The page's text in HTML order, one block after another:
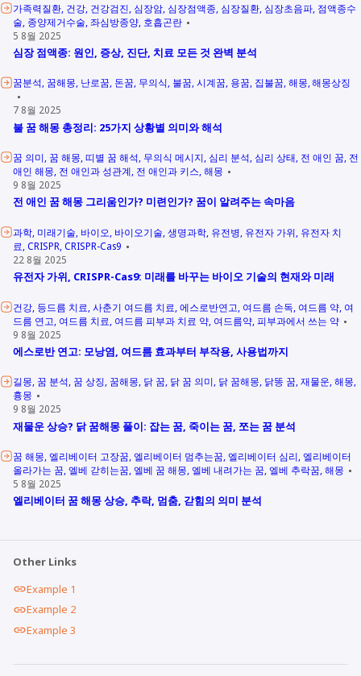
가족력질환 건강 건강검진 심장암 심장점액종 심장질환 심장초음파 점액종수
술 종양제거수술 좌심방종양 호흡곤란
5 8월 2025
심장 점액종: 원인, 증상, 진단, 치료 모든 것 완벽 분석
꿈분석 꿈해몽 난로꿈 돈꿈 무의식 불꿈 시계꿈 용꿈 집불꿈 해몽 해몽상징
7 8월 2025
불 꿈 해몽 총정리: 25가지 상황별 의미와 해석
꿈 의미 꿈 해몽 띠별 꿈 해석 무의식 메시지 심리 분석 심리 상태 전 애인 꿈 전
애인 해몽 전 애인과 성관계 전 애인과 키스 해몽
9 8월 2025
전 애인 꿈 해몽 그리움인가? 미련인가? 꿈이 알려주는 속마음
과학 미래기술 바이오 바이오기술 생명과학 유전병 유전자 가위 유전자 치
료 CRISPR CRISPR-Cas9
22 8월 2025
유전자 가위, CRISPR-Cas9: 미래를 바꾸는 바이오 기술의 현재와 미래
건강 등드름 치료 사춘기 여드름 치료 에스로반연고 여드름 손독 여드름 약 여
드름 연고 여드름 치료 여드름 피부과 치료 약 여드름약 피부과에서 쓰는 약
9 8월 2025
에스로반 연고: 모낭염, 여드름 효과부터 부작용, 사용법까지
길몽 꿈 분석 꿈 상징 꿈해몽 닭 꿈 닭 꿈 의미 닭 꿈해몽 닭똥 꿈 재물운 해몽
흉몽
9 8월 2025
재물운 상승? 닭 꿈해몽 풀이: 잡는 꿈, 죽이는 꿈, 쪼는 꿈 분석
꿈 해몽 엘리베이터 고장꿈 엘리베이터 멈추는꿈 엘리베이터 심리 엘리베이터
올라가는 꿈 엘베 갇히는꿈 엘베 꿈 해몽 엘베 내려가는 꿈 엘베 추락꿈 해몽
5 8월 2025
엘리베이터 꿈 해몽 상승, 추락, 멈춤, 갇힘의 의미 분석
Other Links
Example 1
Example 2
Example 3